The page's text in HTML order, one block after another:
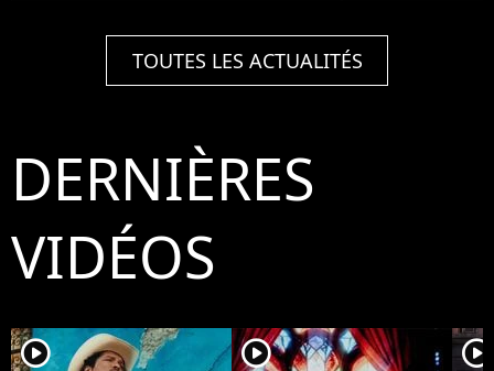
TOUTES LES ACTUALITÉS
DERNIÈRES
VIDÉOS
player2 player2 player2